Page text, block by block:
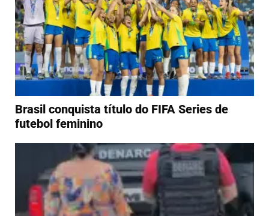
Brasil conquista título do FIFA Series de
futebol feminino